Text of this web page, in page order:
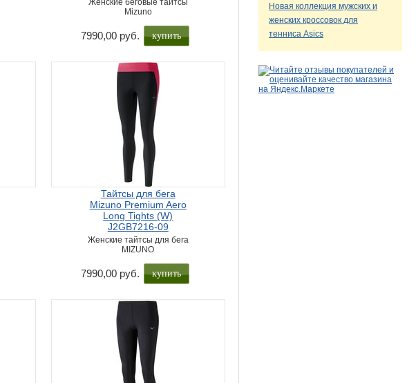
Женские беговые тайтсы
Mizuno
7990,00 руб. купить
Тайтсы для бега
Mizuno Premium Aero
Long Tights (W)
J2GB7216-09
Женские тайтсы для бега
MIZUNO
7990,00 руб. купить
Новая коллекция мужских и
женских кроссовок для
тенниса Asics